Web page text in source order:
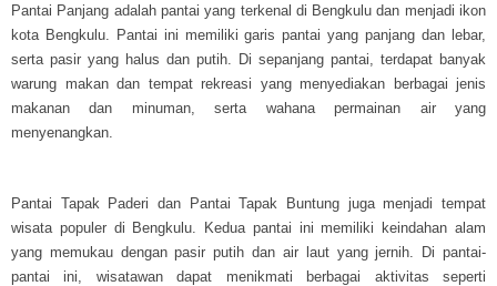
Pantai Panjang adalah pantai yang terkenal di Bengkulu dan menjadi ikon
kota Bengkulu. Pantai ini memiliki garis pantai yang panjang dan lebar,
serta pasir yang halus dan putih. Di sepanjang pantai, terdapat banyak
warung makan dan tempat rekreasi yang menyediakan berbagai jenis
makanan dan minuman, serta wahana permainan air yang
menyenangkan.
Pantai Tapak Paderi dan Pantai Tapak Buntung juga menjadi tempat
wisata populer di Bengkulu. Kedua pantai ini memiliki keindahan alam
yang memukau dengan pasir putih dan air laut yang jernih. Di pantai-
pantai ini, wisatawan dapat menikmati berbagai aktivitas seperti